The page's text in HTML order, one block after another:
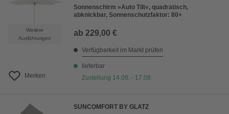
Weitere
Ausführungen
Merken
Sonnenschirm »Auto Tilt«, quadratisch,
abknickbar, Sonnenschutzfaktor: 80+
ab 229,00 €
Verfügbarkeit im Markt prüfen
lieferbar
Zustellung 14.08. - 17.08.
SUNCOMFORT BY GLATZ